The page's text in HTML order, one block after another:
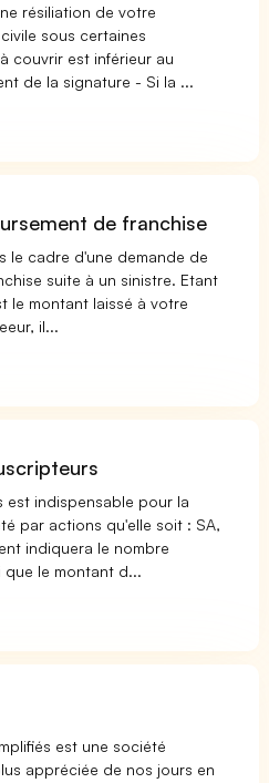
résiliation de votre
sous certaines
couvrir est inférieur au
de la signature - Si la ...
de franchise
le cadre d'une demande de
suite à un sinistre. Etant
le montant laissé à votre
il...
est indispensable pour la
par actions qu'elle soit : SA,
indiquera le nombre
le montant d...
est une société
appréciée de nos jours en